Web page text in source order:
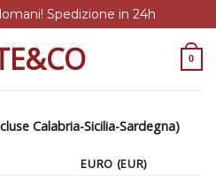
Spedizione in 24h
0
Calabria-Sicilia-Sardegna)
EURO (EUR)